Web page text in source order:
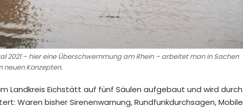
2021 – hier eine Überschwemmung am Rhein – arbeitet man in Sachen
Konzepten.
Landkreis Eichstätt auf fünf Säulen aufgebaut und wird durch
Waren bisher Sirenenwarnung, Rundfunkdurchsagen, Mobile